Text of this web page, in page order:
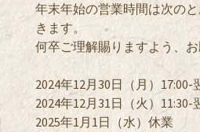
年末年始の営業時間は次の
きます。
何卒ご理解賜りますよう、お
2024年12月30日（月）17:00-
2024年12月31日（火）11:30-
2025年1月1日（水）休業